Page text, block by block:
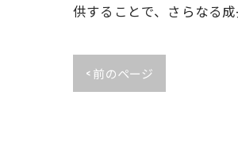
供することで、さらなる
< 前のページ